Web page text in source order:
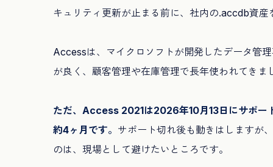
キュリティ更新が止まる前に、社内の.accdb資
Accessは、マイクロソフトが開発したデータ管
が良く、顧客管理や在庫管理で長年使われてきま
ただ、Access 2021は2026年10月13日にサポー
約4ヶ月です。 サポート切れ後も動きはしますが
のは、現場として避けたいところです。